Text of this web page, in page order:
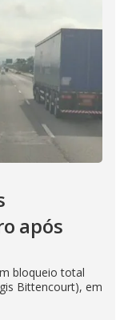
após
bloqueio total
Bittencourt), em